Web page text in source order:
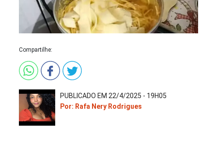
Compartilhe:
PUBLICADO EM 22/4/2025 - 19H05
Por: Rafa Nery Rodrigues